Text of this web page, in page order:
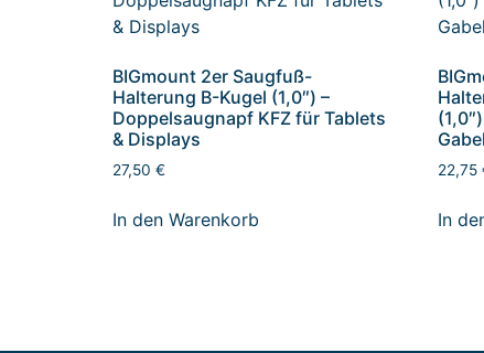
BIGmount 2er Saugfuß-
Halterung B-Kugel (1,0″) –
Doppelsaugnapf KFZ für Tablets
& Displays
27,50 €
In den Warenkorb
22,75
In